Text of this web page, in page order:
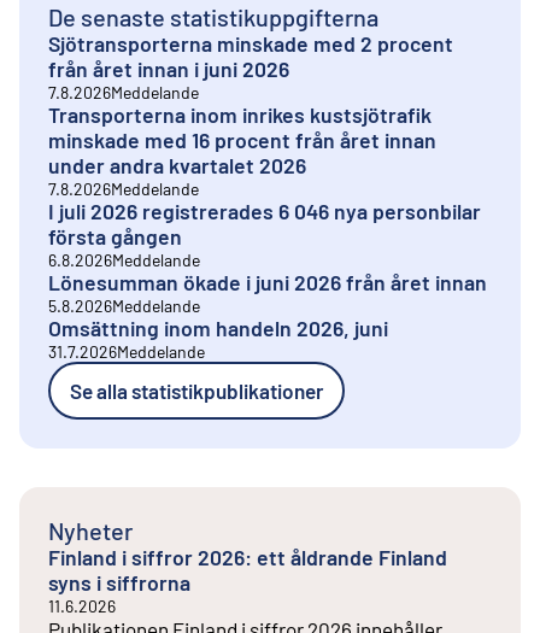
De senaste statistikuppgifterna
Sjötransporterna minskade med 2 procent
från året innan i juni 2026
7.8.2026Meddelande
Transporterna inom inrikes kustsjötrafik
minskade med 16 procent från året innan
under andra kvartalet 2026
7.8.2026Meddelande
I juli 2026 registrerades 6 046 nya personbilar
första gången
6.8.2026Meddelande
Lönesumman ökade i juni 2026 från året innan
5.8.2026Meddelande
Omsättning inom handeln 2026, juni
31.7.2026Meddelande
Se alla statistikpublikationer
Nyheter
Finland i siffror 2026: ett åldrande Finland
syns i siffrorna
11.6.2026